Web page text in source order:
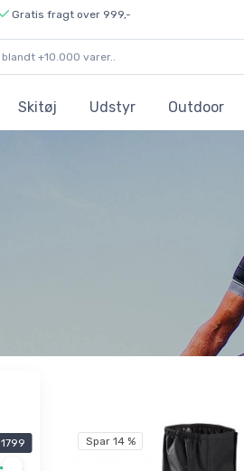
Gratis fragt over 999,-
Skitøj Udstyr Outdoor
1799 Spar 14 %